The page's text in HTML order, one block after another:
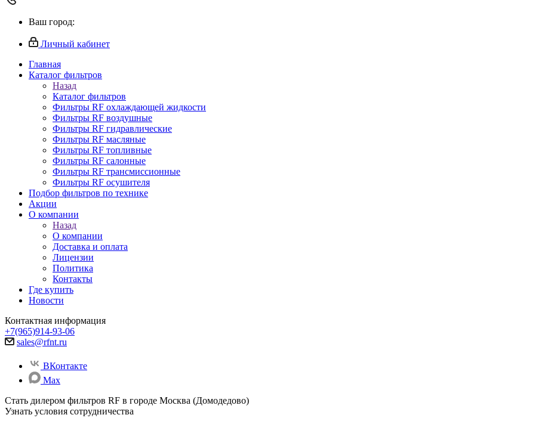
Ваш город:
Личный кабинет
Главная
Каталог фильтров
Назад
Каталог фильтров
Фильтры RF охлаждающей жидкости
Фильтры RF воздушные
Фильтры RF гидравлические
Фильтры RF масляные
Фильтры RF топливные
Фильтры RF салонные
Фильтры RF трансмиссионные
Фильтры RF осушителя
Подбор фильтров по технике
Акции
О компании
Назад
О компании
Доставка и оплата
Лицензии
Политика
Контакты
Где купить
Новости
Контактная информация
+7(965)914-93-06
sales@rfnt.ru
ВКонтакте
Max
Стать дилером фильтров RF в городе Москва (Домодедово)
Узнать условия сотрудничества